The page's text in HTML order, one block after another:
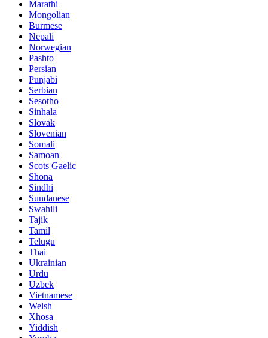
Marathi
Mongolian
Burmese
Nepali
Norwegian
Pashto
Persian
Punjabi
Serbian
Sesotho
Sinhala
Slovak
Slovenian
Somali
Samoan
Scots Gaelic
Shona
Sindhi
Sundanese
Swahili
Tajik
Tamil
Telugu
Thai
Ukrainian
Urdu
Uzbek
Vietnamese
Welsh
Xhosa
Yiddish